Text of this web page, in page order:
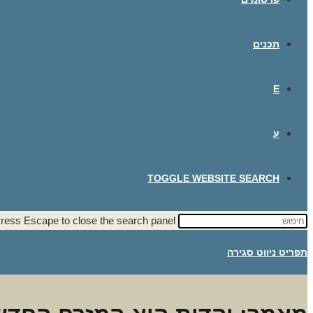
תכנים
E
ע
TOGGLE WEBSITE SEARCH
Escape to close the search panel.
תפריט ניווט סגירה